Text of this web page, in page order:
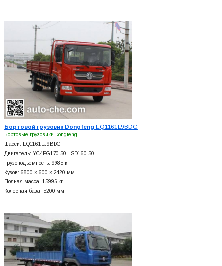
Бортовой грузовик Dongfeng EQ1161L9BDG
Бортовые грузовики Dongfeng
Шасси: EQ1161LJ9BDG
Двигатель: YC4EG170-50; ISD160 50
Грузоподъемность: 9985 кг
Кузов: 6800 × 600 × 2420 мм
Полная масса: 15995 кг
Колесная база: 5200 мм